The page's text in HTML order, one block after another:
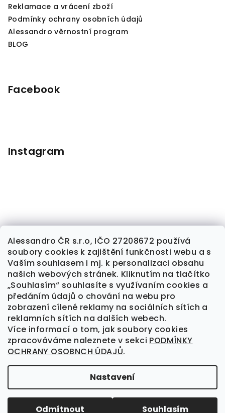
Alessandro ČR s.r.o, IČO 27208672 používá
soubory cookies k zajištění funkčnosti webu a s
Vaším souhlasem i mj. k personalizaci obsahu
našich webových stránek. Kliknutím na tlačítko
„Souhlasím“ souhlasíte s využívaním cookies a
předáním údajů o chování na webu pro
zobrazení cílené reklamy na sociálních sítích a
reklamních sítích na dalších webech.
Více informací o tom, jak soubory cookies
zpracováváme naleznete v sekci PODMÍNKY
OCHRANY OSOBNCH ÚDAJŮ.
Nastavení
Odmítnout Souhlasím
Reklamace a vrácení zboží
Podmínky ochrany osobních údajů
Alessandro věrnostní program
BLOG
Facebook
Instagram
Sledovat na Instagramu
Kontakt
alessandrocr@seznam.cz
777 709 461
vyhrazena.